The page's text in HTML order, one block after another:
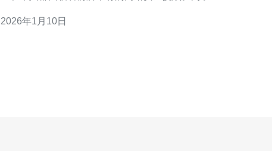
器。那么，选择高防服务器究竟能带来哪些优势呢？
2026年1月10日